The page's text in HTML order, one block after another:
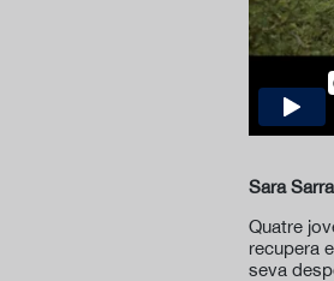
Sara
Quatre
recupera
seva